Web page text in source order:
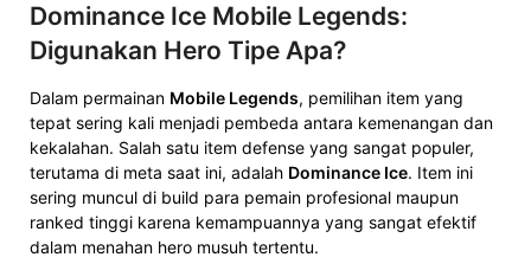
Dominance Ice Mobile Legends:
Digunakan Hero Tipe Apa?
Dalam permainan Mobile Legends, pemilihan item yang
tepat sering kali menjadi pembeda antara kemenangan dan
kekalahan. Salah satu item defense yang sangat populer,
terutama di meta saat ini, adalah Dominance Ice. Item ini
sering muncul di build para pemain profesional maupun
ranked tinggi karena kemampuannya yang sangat efektif
dalam menahan hero musuh tertentu.